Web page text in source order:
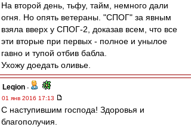
На второй день, тьфу, тайм, немного дали
огня. Но опять ветераны. "СПОГ" за явным
взяла вверх у СПОГ-2, доказав всем, что все
эти вторые при первых - полное и унылое
гавно и тупой отбив бабла.
Ухожу доедать оливье.
Leqion -
01 янв 2016 17:13
С наступившим господа! Здоровья и
благополучия.